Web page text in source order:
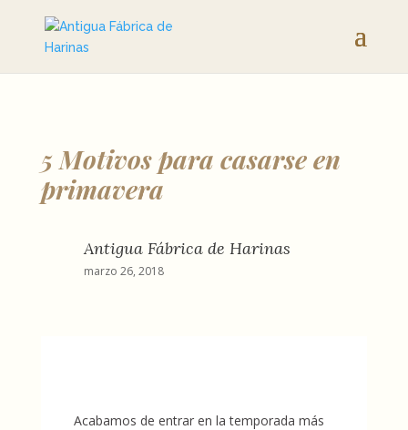
5 Motivos para casarse en
primavera
Antigua Fábrica de Harinas
marzo 26, 2018
Acabamos de entrar en la temporada más